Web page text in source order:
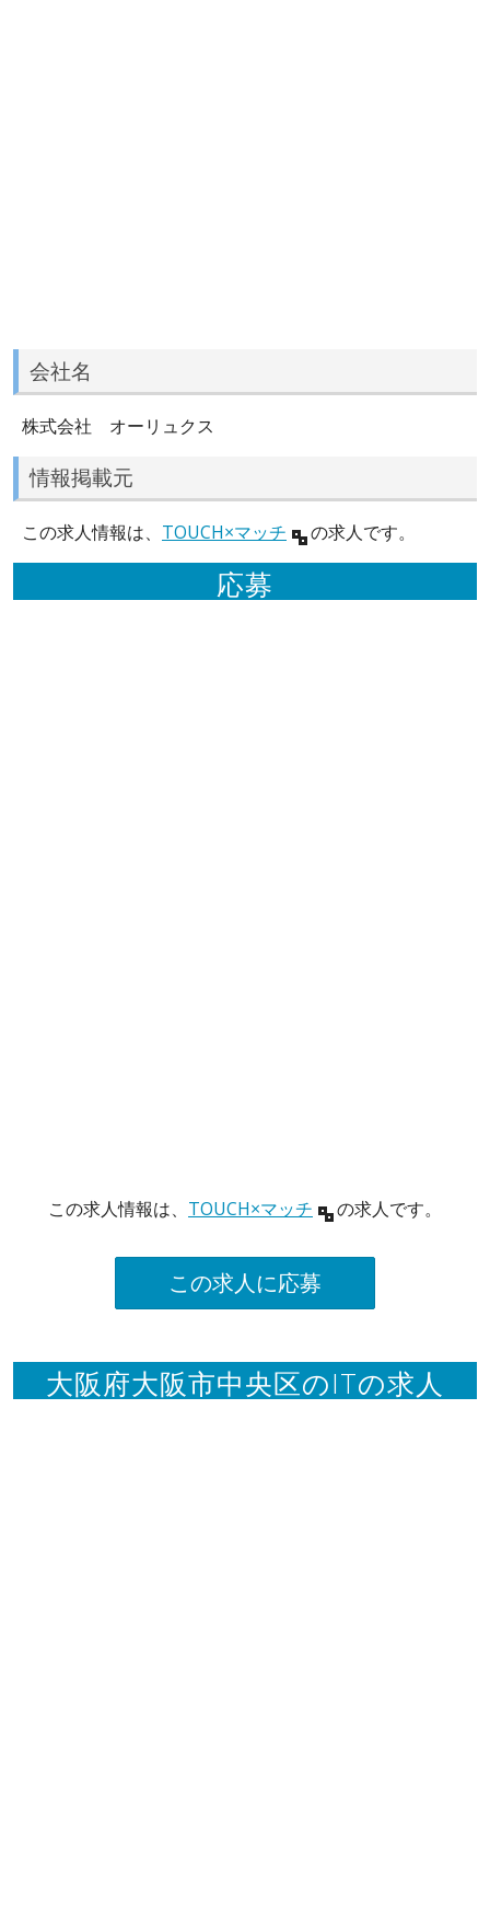
会社名
株式会社 オーリュクス
情報掲載元
この求人情報は、 TOUCH×マッチ の求人です。
応募
この求人情報は、 TOUCH×マッチ の求人です。
この求人に応募
大阪府大阪市中央区のITの求人